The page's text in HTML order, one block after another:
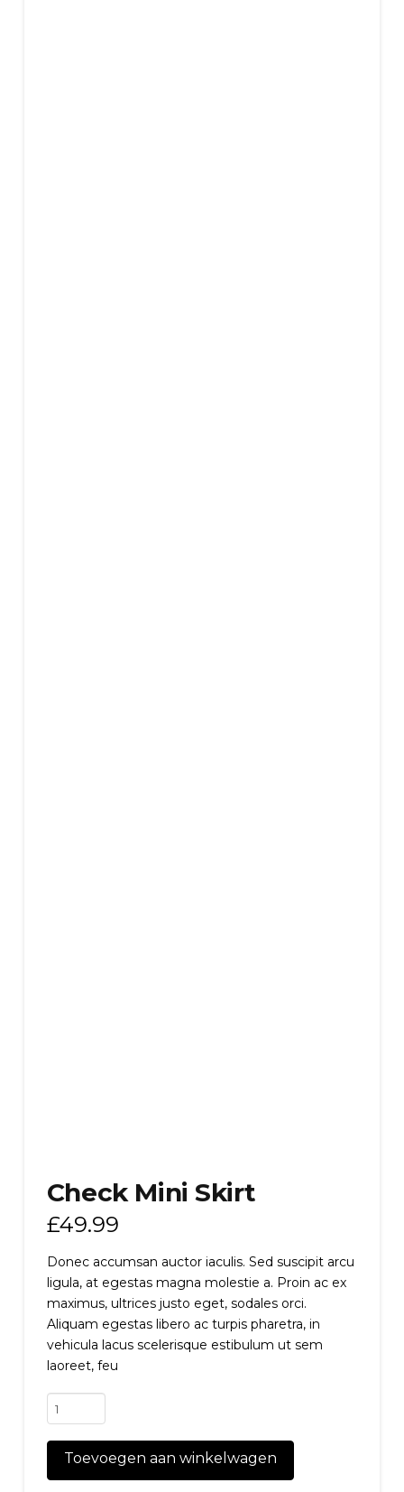
Check Mini Skirt
£49.99
Donec accumsan auctor iaculis. Sed suscipit arcu
ligula, at egestas magna molestie a. Proin ac ex
maximus, ultrices justo eget, sodales orci.
Aliquam egestas libero ac turpis pharetra, in
vehicula lacus scelerisque estibulum ut sem
laoreet, feu
Check
Mini
Skirt
aantal
Toevoegen aan winkelwagen